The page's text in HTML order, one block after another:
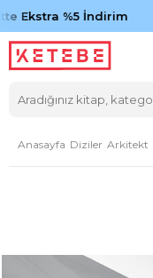
Ekstra %5 İndirim
Anasayfa Diziler Arkitekt